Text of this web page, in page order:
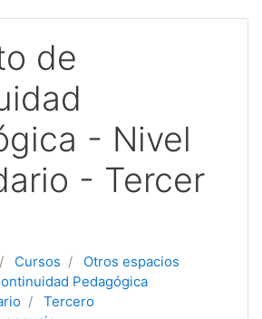
de
- Nivel
- Tercer
Cursos
Otros espacios
Pedagógica
Tercero